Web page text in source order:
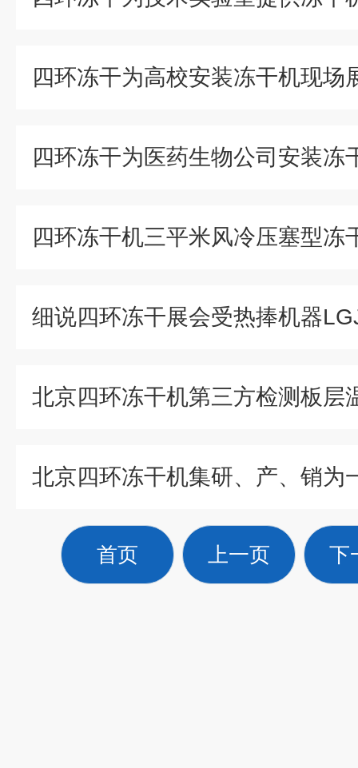
四环冻干为高校安装冻干机现场
四环冻干为医药生物公司安装冻
四环冻干机三平米风冷压塞型冻
细说四环冻干展会受热捧机器
北京四环冻干机第三方检测板层
首页 上一页 下